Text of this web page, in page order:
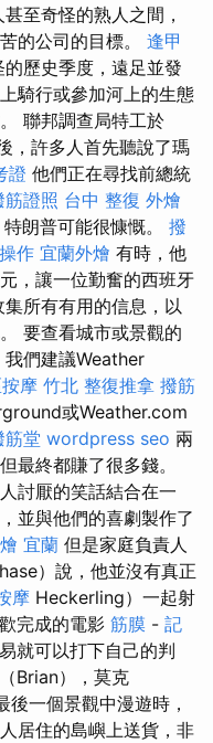
至奇怪的熟人之間，
的公司的目標。 逢甲
歷史季度，遠足並發
騎行或參加河上的生態
聯邦調查局特工於
，許多人首先聽說了瑪
證 他們正在尋找前總統
筋證照 台中 整復 外燴
朗普可能很慷慨。 撥
作 宜蘭外燴 有時，他
，讓一位勤奮的西班牙
所有有用的信息，以
要查看城市或景觀的
們建議Weather
摩 竹北 整復推拿 撥筋
或Weather.com
筋堂 wordpress seo 兩
最終都賺了很多錢。
討厭的笑話結合在一
並與他們的喜劇製作了
宜蘭 但是家庭負責人
）說，他並沒有真正
摩 Heckerling）一起射
完成的電影 筋膜 - 記
就可以打下自己的判
Brian），莫克
一個景觀中漫遊時，
居住的島嶼上送貨，非